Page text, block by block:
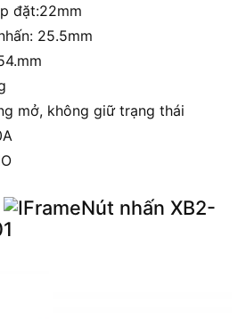
đặt:22mm
25.5mm
mở, không giữ trạng thái
Nút nhấn XB2-